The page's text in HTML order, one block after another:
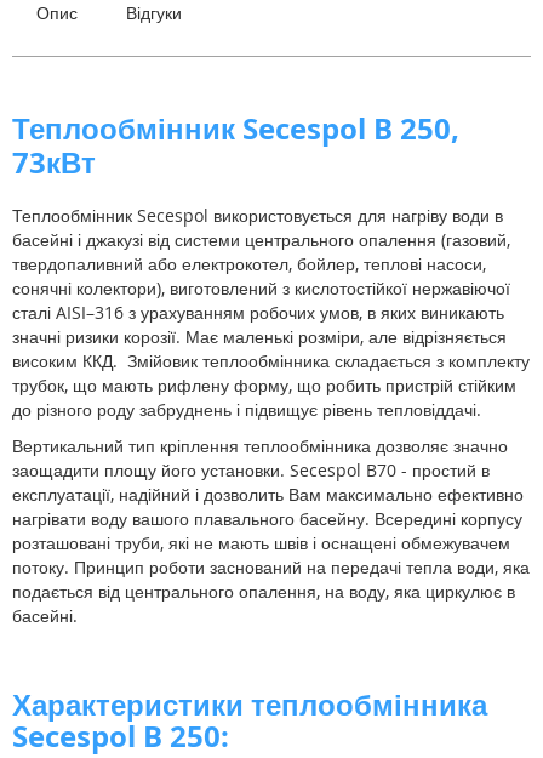
Опис Відгуки
Теплообмінник Secespol B 250,
73кВт
Теплообмінник Secespol використовується для нагріву води в
басейні і джакузі від системи центрального опалення (газовий,
твердопаливний або електрокотел, бойлер, теплові насоси,
сонячні колектори), виготовлений з кислотостійкої нержавіючої
сталі AISI–316 з урахуванням робочих умов, в яких виникають
значні ризики корозії. Має маленькі розміри, але відрізняється
високим ККД. Змійовик теплообмінника складається з комплекту
трубок, що мають рифлену форму, що робить пристрій стійким
до різного роду забруднень і підвищує рівень тепловіддачі.
Вертикальний тип кріплення теплообмінника дозволяє значно
заощадити площу його установки. Secespol B70 - простий в
експлуатації, надійний і дозволить Вам максимально ефективно
нагрівати воду вашого плавального басейну. Всередині корпусу
розташовані труби, які не мають швів і оснащені обмежувачем
потоку. Принцип роботи заснований на передачі тепла води, яка
подається від центрального опалення, на воду, яка циркулює в
басейні.
Характеристики теплообмінника
Secespol B 250: